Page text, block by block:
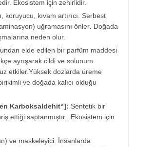
Ekosistem için zehirlidir.
koruyucu, kıvam artırıcı. Serbest
uğramasını önler. Doğada
neden olur.
elde edilen bir parfüm maddesi
ayrışarak cildi ve solunum
etkiler.Yüksek dozlarda üreme
ve doğada kalıcı olduğu
Karboksaldehit“]: Sentetik bir
ettiği saptanmıştır. Ekosistem için
ve maskeleyici. İnsanlarda